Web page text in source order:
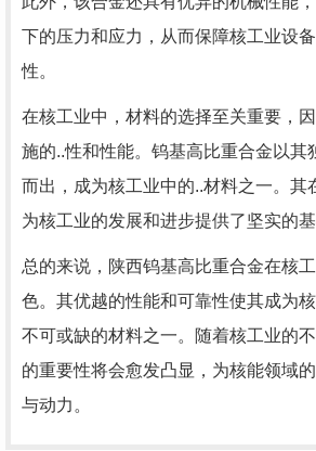
下的压力和应力，从而保障核工业设
性。
在核工业中，材料的选择至关重要，
施的..性和性能。钨基高比重合金以其
而出，成为核工业中的..材料之一。其
为核工业的发展和进步提供了坚实的基
总的来说，陕西钨基高比重合金在核
色。其优越的性能和可靠性使其成为
不可或缺的材料之一。随着核工业的
的重要性将会愈发凸显，为核能领域
与动力。